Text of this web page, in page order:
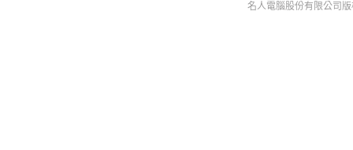
名人電腦股份有限公司版